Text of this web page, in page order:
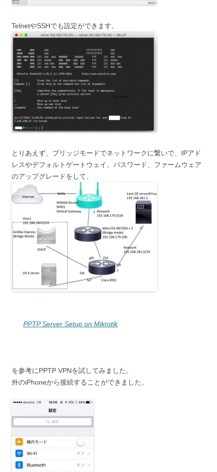
TelnetやSSHでも設定ができます。
とりあえず、ブリッジモードでネットワークに繋いで、IPアド
レスやデフォルトゲートウェイ、パスワード、ファームウェア
のアップグレードをして、
PPTP Server Setup on Mikrotik
を参考にPPTP VPNを試してみました。
外のiPhoneから接続することができました。